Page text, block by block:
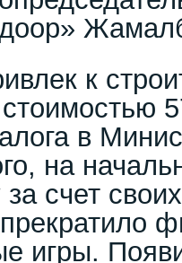
к
в
на
за счет
игры.